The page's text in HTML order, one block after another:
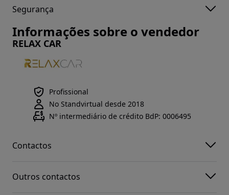
Segurança
Informações sobre o vendedor
RELAX CAR
Profissional
No Standvirtual desde 2018
Nº intermediário de crédito BdP: 0006495
Contactos
Outros contactos